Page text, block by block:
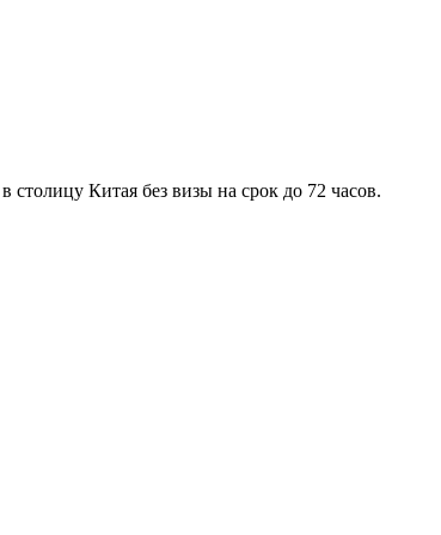
Китая без визы на срок до 72 часов.